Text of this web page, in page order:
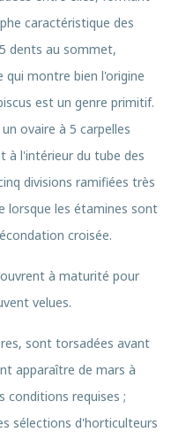
caractéristique des
dents au sommet,
qui montre bien l'origine
est un genre primitif.
ovaire à 5 carpelles
à l'intérieur du tube des
divisions ramifiées très
lorsque les étamines sont
croisée.
à maturité pour
velues.
sont torsadées avant
apparaître de mars à
conditions requises ;
sélections d'horticulteurs